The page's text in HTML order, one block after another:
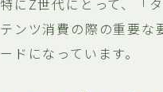
特にZ世代にとって、「
テンツ消費の際の重要な
ードになっています。